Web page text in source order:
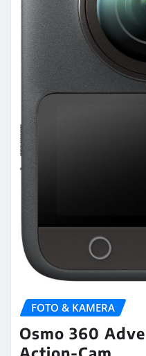
FOTO & KAMERA
Osmo 360